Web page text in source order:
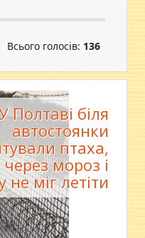
Всього голосів: 136
Полтаві біля
автостоянки
птаха,
мороз і
не міг летіти